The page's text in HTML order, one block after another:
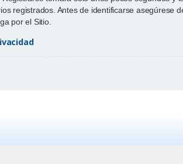
registrados. Antes de identificarse
por el Sitio.